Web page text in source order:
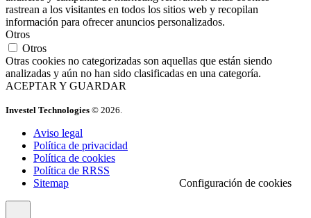
rastrean a los visitantes en todos los sitios web y recopilan
información para ofrecer anuncios personalizados.
Otros
Otros
Otras cookies no categorizadas son aquellas que están siendo
analizadas y aún no han sido clasificadas en una categoría.
ACEPTAR Y GUARDAR
Investel Technologies © 2026.
Aviso legal
Política de privacidad
Política de cookies
Política de RRSS
Sitemap
Configuración de cookies